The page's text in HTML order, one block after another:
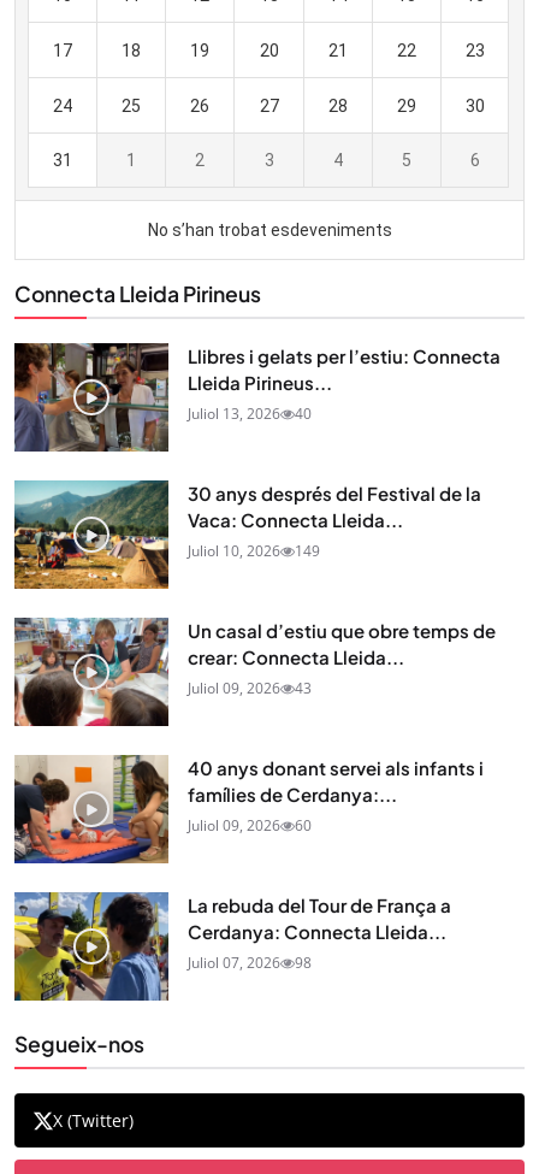
Connecta Lleida Pirineus
Llibres i gelats per l’estiu: Connecta
Lleida Pirineus...
Juliol 13, 2026 40
30 anys després del Festival de la
Vaca: Connecta Lleida...
Juliol 10, 2026 149
Un casal d’estiu que obre temps de
crear: Connecta Lleida...
Juliol 09, 2026 43
40 anys donant servei als infants i
famílies de Cerdanya:...
Juliol 09, 2026 60
La rebuda del Tour de França a
Cerdanya: Connecta Lleida...
Juliol 07, 2026 98
Segueix-nos
X (Twitter)